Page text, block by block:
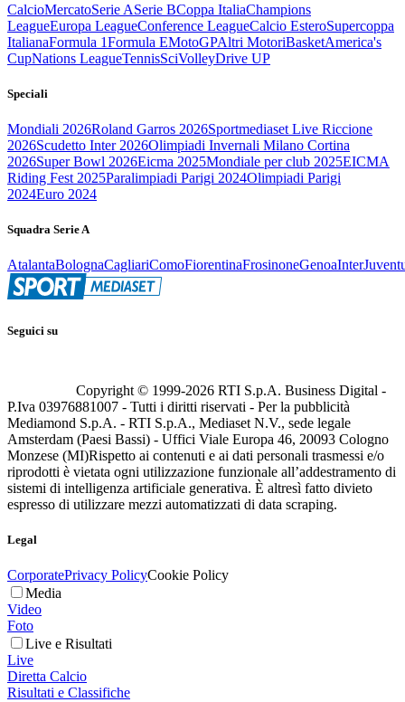
CalcioMercatoSerie ASerie BCoppa ItaliaChampions
LeagueEuropa LeagueConference LeagueCalcio EsteroSupercoppa
ItalianaFormula 1Formula EMotoGPAltri MotoriBasketAmerica's
CupNations LeagueTennisSciVolleyDrive UP
Speciali
Mondiali 2026Roland Garros 2026Sportmediaset Live Riccione
2026Scudetto Inter 2026Olimpiadi Invernali Milano Cortina
2026Super Bowl 2026Eicma 2025Mondiale per club 2025EICMA
Riding Fest 2025Paralimpiadi Parigi 2024Olimpiadi Parigi
2024Euro 2024
Squadra Serie A
AtalantaBolognaCagliariComoFiorentinaFrosinoneGenoaInter
Seguici su
Copyright © 1999-2026 RTI S.p.A. Business Digital -
P.Iva 03976881007 - Tutti i diritti riservati - Per la pubblicità
Mediamond S.p.A. - RTI S.p.A., Mediaset N.V., sede legale
Amsterdam (Paesi Bassi) - Uffici Viale Europa 46, 20093 Cologno
Monzese (MI)Rispetto ai contenuti e ai dati personali trasmessi e/o
riprodotti è vietata ogni utilizzazione funzionale all’addestramento di
sistemi di intelligenza artificiale generativa. È altresì fatto divieto
espresso di utilizzare mezzi automatizzati di data scraping.
Legal
CorporatePrivacy PolicyCookie Policy
Media
Video
Foto
Live e Risultati
Live
Diretta Calcio
Risultati e Classifiche